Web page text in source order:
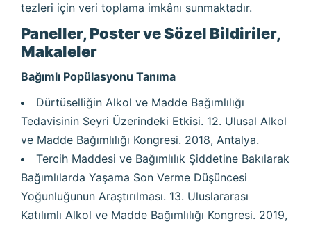
tezleri için veri toplama imkânı sunmaktadır.
Paneller, Poster ve Sözel Bildiriler,
Makaleler
Bağımlı Popülasyonu Tanıma
Dürtüselliğin Alkol ve Madde Bağımlılığı
Tedavisinin Seyri Üzerindeki Etkisi. 12. Ulusal Alkol
ve Madde Bağımlılığı Kongresi. 2018, Antalya.
Tercih Maddesi ve Bağımlılık Şiddetine Bakılarak
Bağımlılarda Yaşama Son Verme Düşüncesi
Yoğunluğunun Araştırılması. 13. Uluslararası
Katılımlı Alkol ve Madde Bağımlılığı Kongresi. 2019,